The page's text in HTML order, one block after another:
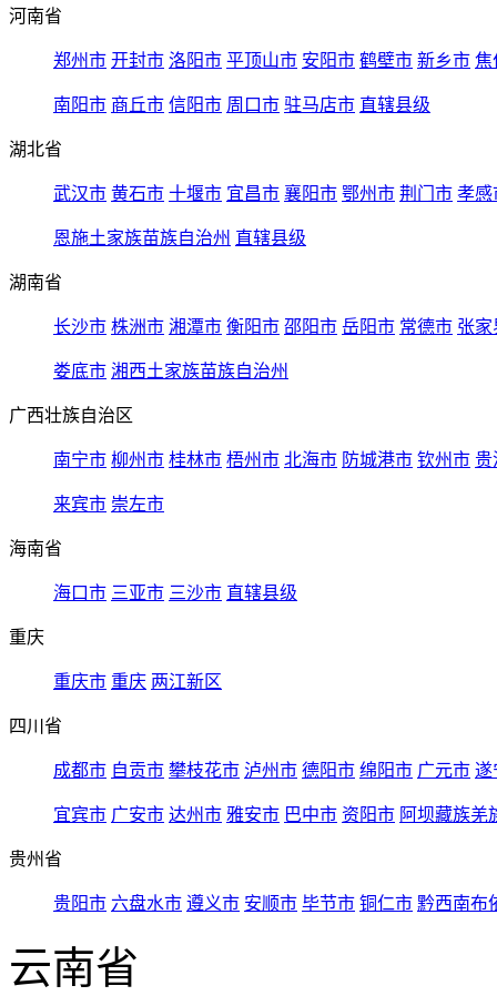
河南省
郑州市 开封市 洛阳市 平顶山市 安阳市 鹤壁市 新乡市 焦
南阳市 商丘市 信阳市 周口市 驻马店市 直辖县级
湖北省
武汉市 黄石市 十堰市 宜昌市 襄阳市 鄂州市 荆门市 孝感
恩施土家族苗族自治州 直辖县级
湖南省
长沙市 株洲市 湘潭市 衡阳市 邵阳市 岳阳市 常德市 张家
娄底市 湘西土家族苗族自治州
广西壮族自治区
南宁市 柳州市 桂林市 梧州市 北海市 防城港市 钦州市 贵
来宾市 崇左市
海南省
海口市 三亚市 三沙市 直辖县级
重庆
重庆市 重庆 两江新区
四川省
成都市 自贡市 攀枝花市 泸州市 德阳市 绵阳市 广元市 遂
宜宾市 广安市 达州市 雅安市 巴中市 资阳市 阿坝藏族羌
贵州省
贵阳市 六盘水市 遵义市 安顺市 毕节市 铜仁市 黔西南布
云南省